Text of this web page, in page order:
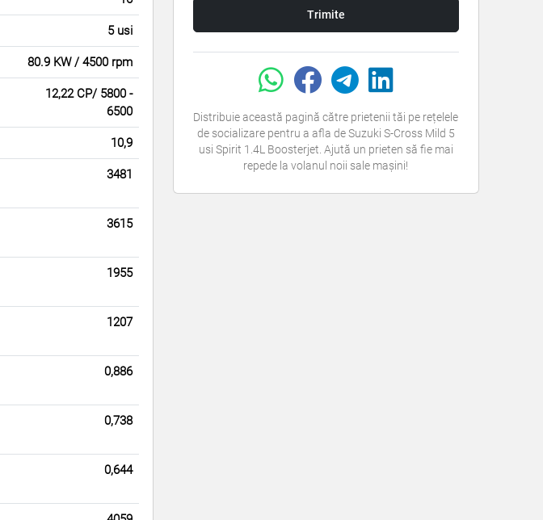
5 usi
80.9 KW / 4500 rpm
12,22 CP/ 5800 -
6500
10,9
3481
3615
1955
1207
0,886
0,738
0,644
Trimite
Distribuie această pagină către prietenii tăi pe rețelele
de socializare pentru a afla de Suzuki S-Cross Mild 5
usi Spirit 1.4L Boosterjet. Ajută un prieten să fie mai
repede la volanul noii sale mașini!